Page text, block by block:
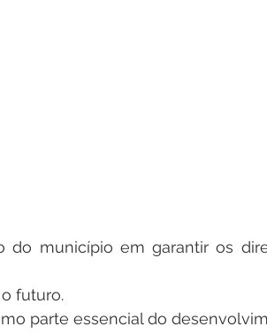
do município em garantir os
futuro.
parte essencial do